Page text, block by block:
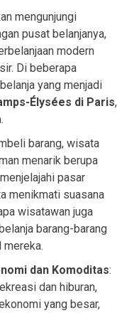
mengunjungi
pusat belanjanya,
modern
Di beberapa
yang menjadi
Élysées di Paris,
.
barang, wisata
menarik berupa
pasar
menikmati suasana
wisatawan juga
barang-barang
dan Komoditas:
dan hiburan,
yang besar,